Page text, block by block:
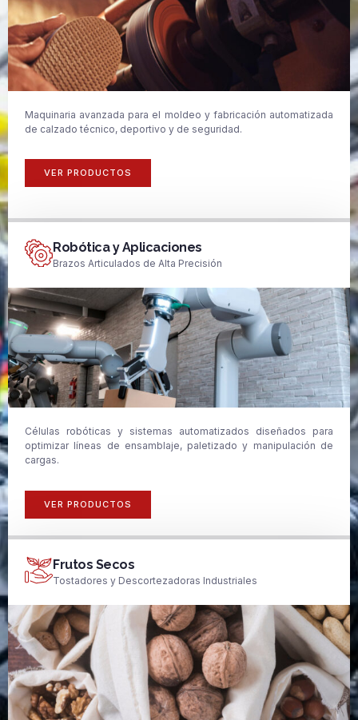
Maquinaria avanzada para el moldeo y fabricación automatizada
de calzado técnico, deportivo y de seguridad.
VER PRODUCTOS
Robótica y Aplicaciones
Brazos Articulados de Alta Precisión
Células robóticas y sistemas automatizados diseñados para
optimizar líneas de ensamblaje, paletizado y manipulación de
cargas.
VER PRODUCTOS
Frutos Secos
Tostadores y Descortezadoras Industriales